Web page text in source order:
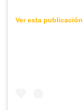
Ver esta